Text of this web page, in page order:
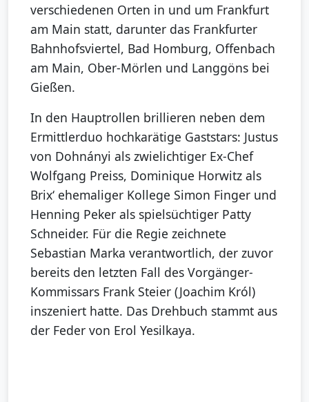
verschiedenen Orten in und um Frankfurt
am Main statt, darunter das Frankfurter
Bahnhofsviertel, Bad Homburg, Offenbach
am Main, Ober-Mörlen und Langgöns bei
Gießen.
In den Hauptrollen brillieren neben dem
Ermittlerduo hochkarätige Gaststars: Justus
von Dohnányi als zwielichtiger Ex-Chef
Wolfgang Preiss, Dominique Horwitz als
Brix‘ ehemaliger Kollege Simon Finger und
Henning Peker als spielsüchtiger Patty
Schneider. Für die Regie zeichnete
Sebastian Marka verantwortlich, der zuvor
bereits den letzten Fall des Vorgänger-
Kommissars Frank Steier (Joachim Król)
inszeniert hatte. Das Drehbuch stammt aus
der Feder von Erol Yesilkaya.